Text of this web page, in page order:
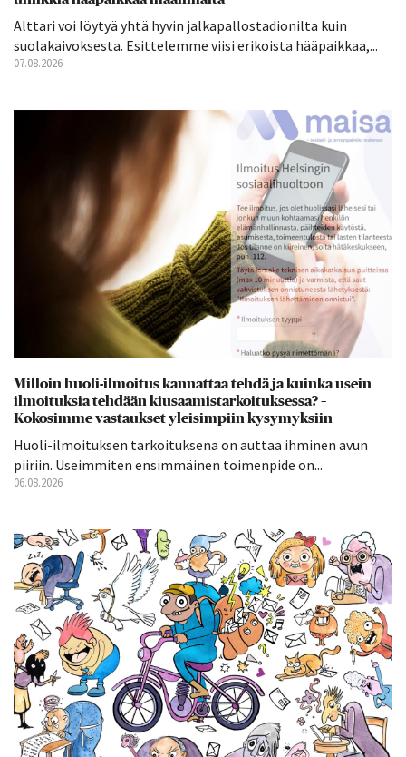
Alttari voi löytyä yhtä hyvin jalkapallostadionilta kuin
suolakaivoksesta. Esittelemme viisi erikoista hääpaikkaa,...
07.08.2026
Milloin huoli-ilmoitus kannattaa tehdä ja kuinka usein
ilmoituksia tehdään kiusaamistarkoituksessa? –
Kokosimme vastaukset yleisimpiin kysymyksiin
Huoli-ilmoituksen tarkoituksena on auttaa ihminen avun
piiriin. Useimmiten ensimmäinen toimenpide on...
06.08.2026